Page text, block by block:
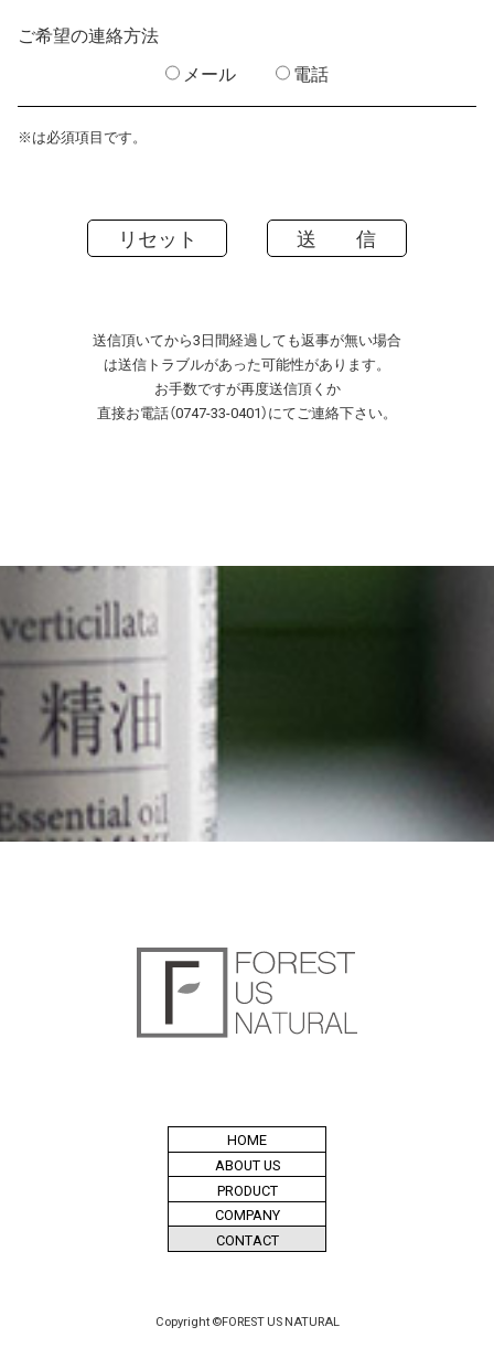
ご希望の連絡方法
メール
電話
※は必須項目です。
送信頂いてから3日間経過しても返事が無い場合
は送信トラブルがあった可能性があります。
お手数ですが再度送信頂くか
直接お電話（0747-33-0401）にてご連絡下さい。
HOME
ABOUT US
PRODUCT
COMPANY
CONTACT
Copyright ©FOREST US NATURAL